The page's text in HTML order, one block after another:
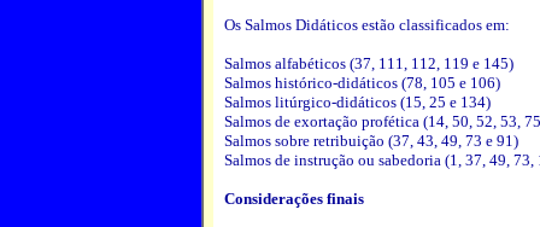
Os Salmos Didáticos estão classificados em:
Salmos alfabéticos (37, 111, 112, 119 e 145)
Salmos histórico-didáticos (78, 105 e 106)
Salmos litúrgico-didáticos (15, 25 e 134)
Salmos de exortação profética (14, 50, 52, 53,
Salmos sobre retribuição (37, 43, 49, 73 e 91)
Salmos de instrução ou sabedoria (1, 37, 49,
Considerações finais